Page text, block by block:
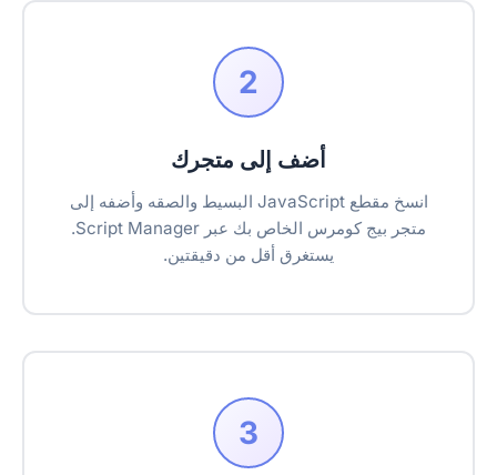
2
أضف إلى متجرك
انسخ مقطع JavaScript البسيط والصقه وأضفه إلى
متجر بيج كومرس الخاص بك عبر Script Manager.
يستغرق أقل من دقيقتين.
3